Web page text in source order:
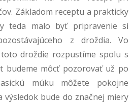
Základom receptu a prakticky
teda malo byť pripravenie si
z droždia. Vo
droždie rozpustíme spolu s
budeme môcť pozorovať už po
múku môžete pokojne
výsledok bude do značnej miery